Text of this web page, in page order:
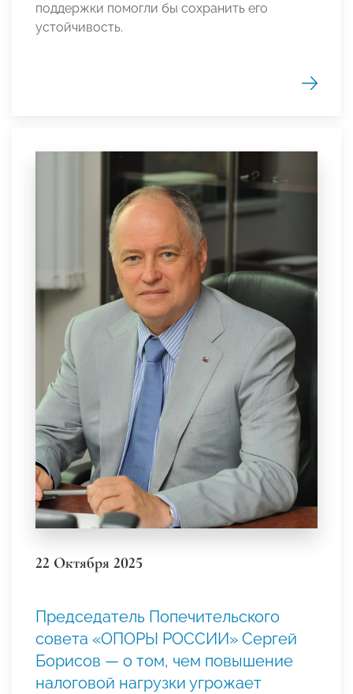
поддержки помогли бы сохранить его
устойчивость.
22 Октября 2025
Председатель Попечительского
совета «ОПОРЫ РОССИИ» Сергей
Борисов — о том, чем повышение
налоговой нагрузки угрожает